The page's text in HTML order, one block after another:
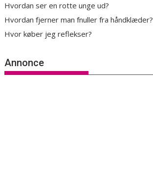
Hvordan ser en rotte unge ud?
Hvordan fjerner man fnuller fra håndklæder?
Hvor køber jeg reflekser?
Annonce